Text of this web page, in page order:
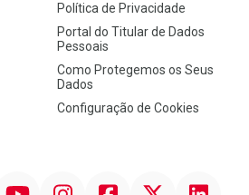
Política de Privacidade
Portal do Titular de Dados
Pessoais
Como Protegemos os Seus
Dados
Configuração de Cookies
InstagramFacebookTwitter Linkedin